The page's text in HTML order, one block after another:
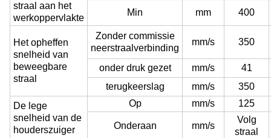
straal aan het
werkoppervlakte
Min mm 400
Het opheffen
snelheid van
beweegbare
straal
Zonder commissie
neerstraalverbinding
mm/s 350
onder druk gezet mm/s
41
terugkeerslag
mm/s
350
De lege
snelheid van de
houderszuiger
Op mm/s 125
Onderaan mm/s
Volg
straal